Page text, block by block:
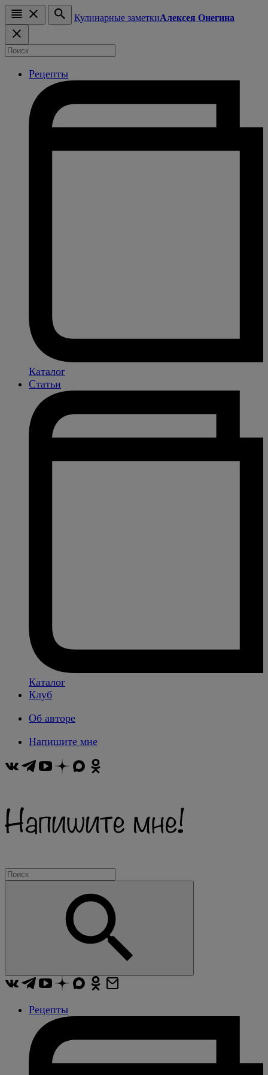
Кулинарные заметкиАлексея Онегина
Рецепты
Каталог
Статьи
Каталог
Клуб
Об авторе
Напишите мне
Рецепты